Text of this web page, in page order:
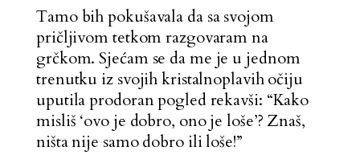
Tamo bih pokušavala da sa svojom
pričljivom tetkom razgovaram na
grčkom. Sjećam se da me je u jednom
trenutku iz svojih kristalnoplavih očiju
uputila prodoran pogled rekavši: “Kako
misliš ‘ovo je dobro, ono je loše’? Znaš,
ništa nije samo dobro ili loše!”